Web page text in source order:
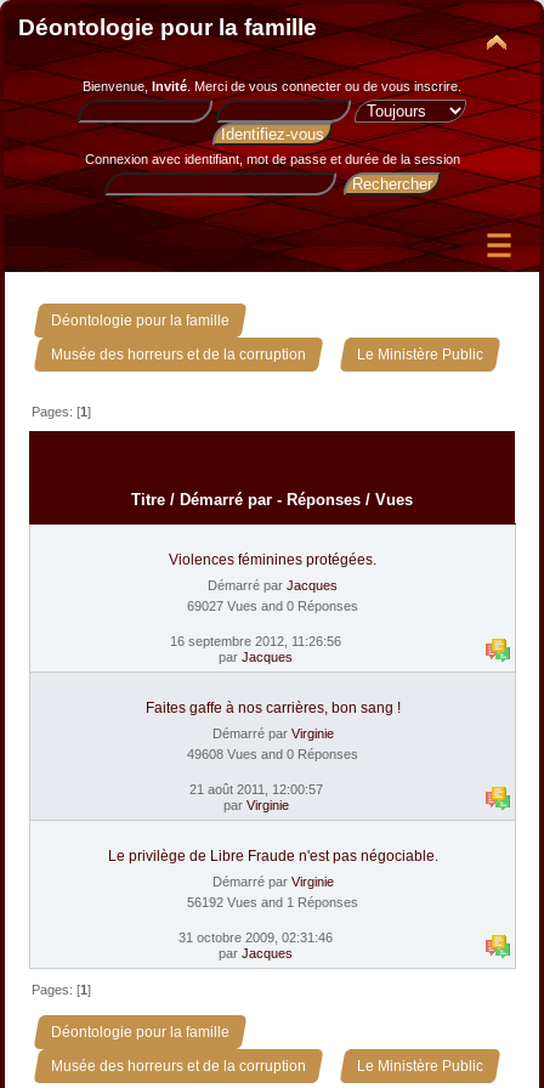
Déontologie pour la famille
Bienvenue, Invité. Merci devous connecter ou de vous inscrire.
Connexion avec identifiant, mot de passe et durée de la session
Déontologie pour la famille »
Musée des horreurs et de la corruption » Le Ministère Public
Pages: [1]
Titre / Démarré par - Réponses / Vues
Violences féminines protégées.
Démarré par Jacques
69027 Vues and 0 Réponses
16 septembre 2012, 11:26:56
par Jacques
Faites gaffe à nos carrières, bon sang !
Démarré par Virginie
49608 Vues and 0 Réponses
21 août 2011, 12:00:57
par Virginie
Le privilège de Libre Fraude n'est pas négociable.
Démarré par Virginie
56192 Vues and 1 Réponses
31 octobre 2009, 02:31:46
par Jacques
Pages: [1]
Déontologie pour la famille »
Musée des horreurs et de la corruption » Le Ministère Public